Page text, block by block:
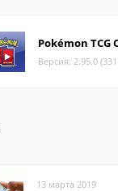
Pokémon TCG
Версия: 2.95.0
13 марта 2019